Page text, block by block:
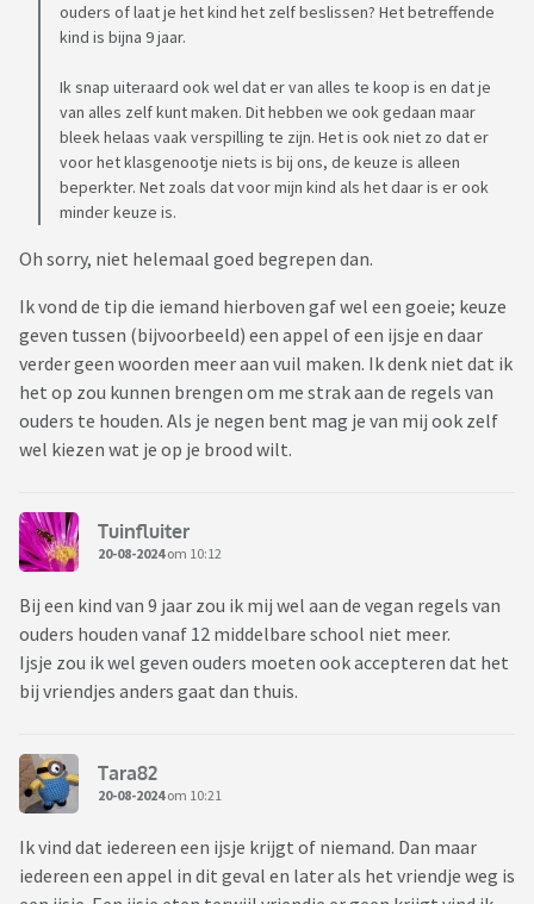
ouders of laat je het kind het zelf beslissen? Het betreffende
kind is bijna 9 jaar.
Ik snap uiteraard ook wel dat er van alles te koop is en dat je
van alles zelf kunt maken. Dit hebben we ook gedaan maar
bleek helaas vaak verspilling te zijn. Het is ook niet zo dat er
voor het klasgenootje niets is bij ons, de keuze is alleen
beperkter. Net zoals dat voor mijn kind als het daar is er ook
minder keuze is.
Oh sorry, niet helemaal goed begrepen dan.
Ik vond de tip die iemand hierboven gaf wel een goeie; keuze
geven tussen (bijvoorbeeld) een appel of een ijsje en daar
verder geen woorden meer aan vuil maken. Ik denk niet dat ik
het op zou kunnen brengen om me strak aan de regels van
ouders te houden. Als je negen bent mag je van mij ook zelf
wel kiezen wat je op je brood wilt.
Tuinfluiter
20-08-2024om 10:12
Bij een kind van 9 jaar zou ik mij wel aan de vegan regels van
ouders houden vanaf 12 middelbare school niet meer.
Ijsje zou ik wel geven ouders moeten ook accepteren dat het
bij vriendjes anders gaat dan thuis.
Tara82
20-08-2024om 10:21
Ik vind dat iedereen een ijsje krijgt of niemand. Dan maar
iedereen een appel in dit geval en later als het vriendje weg is